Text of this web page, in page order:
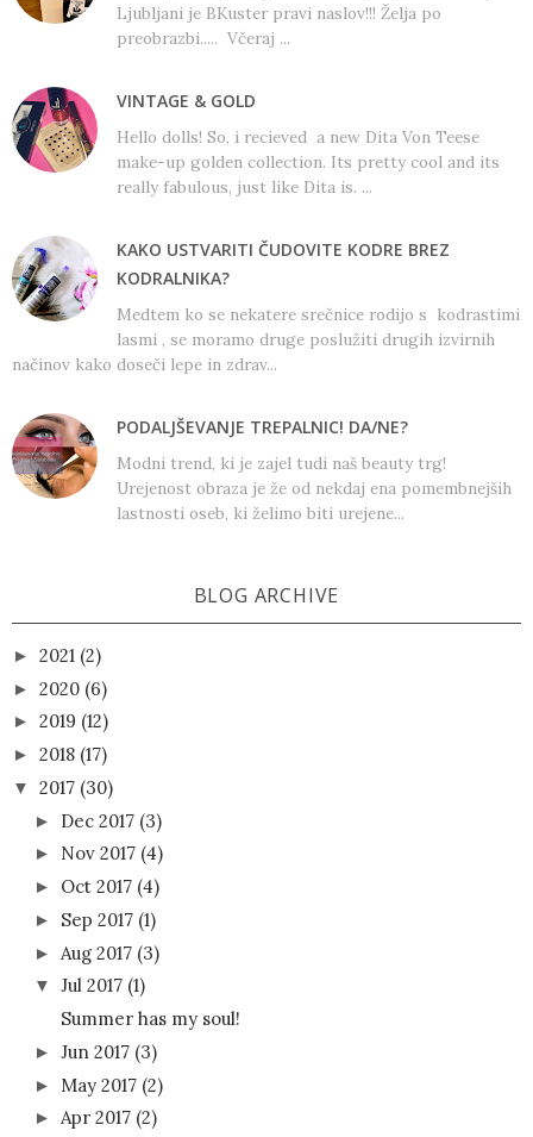
Ljubljani je BKuster pravi naslov!!! Želja po
preobrazbi..... Včeraj ...
VINTAGE & GOLD
Hello dolls! So, i recieved a new Dita Von Teese
make-up golden collection. Its pretty cool and its
really fabulous, just like Dita is. ...
KAKO USTVARITI ČUDOVITE KODRE BREZ
KODRALNIKA?
Medtem ko se nekatere srečnice rodijo s kodrastimi
lasmi , se moramo druge poslužiti drugih izvirnih
načinov kako doseči lepe in zdrav...
PODALJŠEVANJE TREPALNIC! DA/NE?
Modni trend, ki je zajel tudi naš beauty trg!
Urejenost obraza je že od nekdaj ena pomembnejših
lastnosti oseb, ki želimo biti urejene...
BLOG ARCHIVE
► 2021 (2)
► 2020 (6)
► 2019 (12)
► 2018 (17)
▼ 2017 (30)
► Dec 2017 (3)
► Nov 2017 (4)
► Oct 2017 (4)
► Sep 2017 (1)
► Aug 2017 (3)
▼ Jul 2017 (1)
Summer has my soul!
► Jun 2017 (3)
► May 2017 (2)
► Apr 2017 (2)